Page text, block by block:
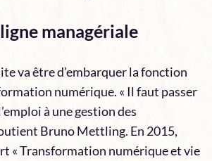
managériale
va être d’embarquer la fonction
numérique. « Il faut passer
à une gestion des
Bruno Mettling. En 2015,
« Transformation numérique et vie